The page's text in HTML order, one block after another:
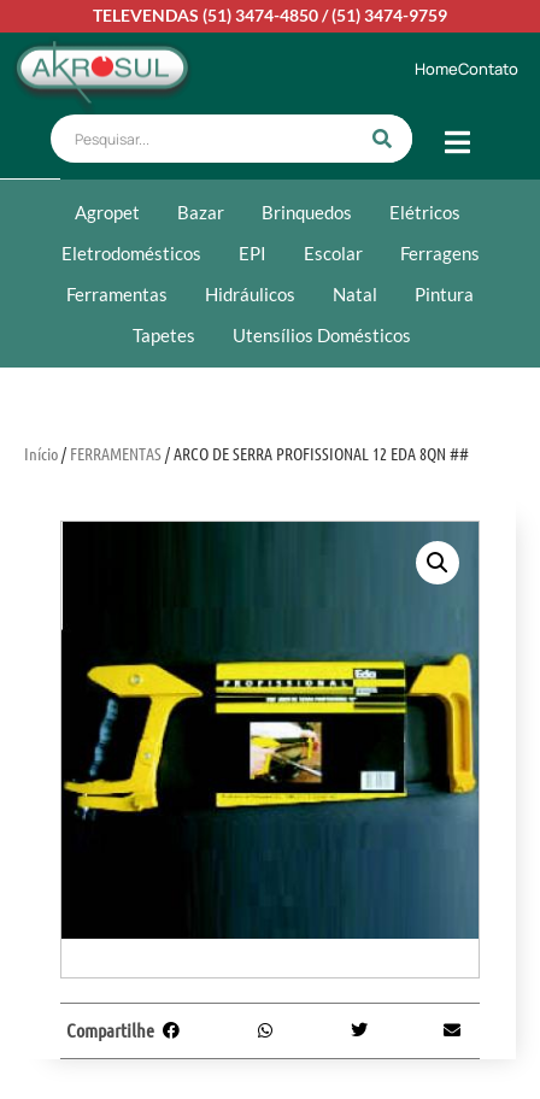
TELEVENDAS (51) 3474-4850/(51) 3474-9759
HomeContato
Agropet Bazar Brinquedos
Elétricos
Eletrodomésticos
EPI Escolar
Ferragens
Ferramentas
Hidráulicos Natal
Pintura
Tapetes
Utensílios Domésticos
Início/ FERRAMENTAS/ ARCO DE SERRA PROFISSIONAL 12 EDA 8QN ##
Compartilhe